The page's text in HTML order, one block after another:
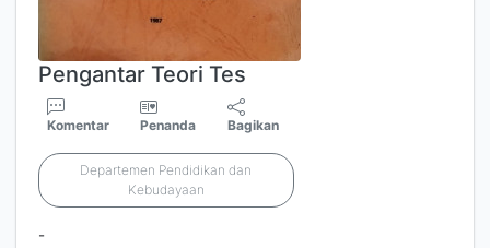
Pengantar Teori Tes
Komentar Penanda Bagikan
Departemen Pendidikan dan
Kebudayaan
-